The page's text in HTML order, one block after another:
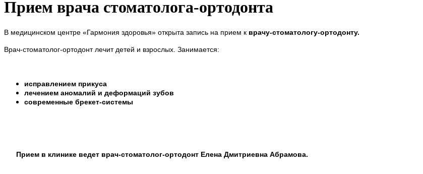
Прием врача стоматолога-ортодонта
В медицинском центре «Гармония здоровья» открыта запись на прием к врачу-стоматологу-ортодонту.
Врач-стоматолог-ортодонт лечит детей и взрослых. Занимается:
исправлением прикуса
лечением аномалий и деформаций зубов
современные брекет-системы
Прием в клинике ведет врач-стоматолог-ортодонт Елена Дмитриевна Абрамова.